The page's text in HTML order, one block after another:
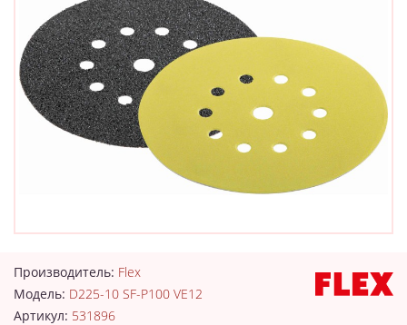
Производитель: Flex
Модель: D225-10 SF-P100 VE12
Артикул: 531896